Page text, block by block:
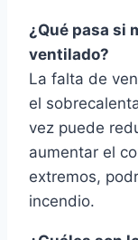
¿Qué pasa si
ventilado?
La falta de
el
vez puede
aumentar el
extremos,
incendio.